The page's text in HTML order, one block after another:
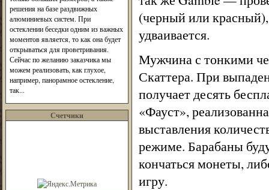
решения на базе раздвижных
алюминиевых систем. При
остеклении беседки одним из важных
моментов является, то как она будет
открываться для проветривания.
Сейчас по желанию заказчика мы
можем реализовать, как глухое,
например, панорамное остекление,
так...
Счетчики
(черный или
удваивается.
Мужчина с тонкими
Скаттера. При
получает десять
«Фауст»,
выставления
режиме. Барабаны
кончаться монеты,
игру.